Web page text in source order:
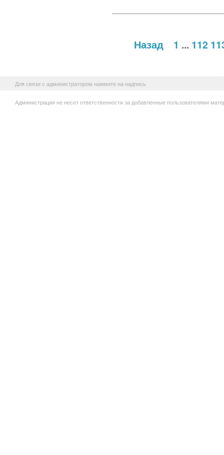
Назад 1 ... 112
Для связи с администратором нажмите на надпись
Администрация не несет ответственности за добавленные пользователями